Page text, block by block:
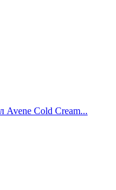
Cold Cream...